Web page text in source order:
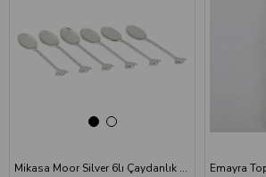
Mikasa Moor Silver 6lı Çaydanlık Figürlü Çay Kaşığı Seti